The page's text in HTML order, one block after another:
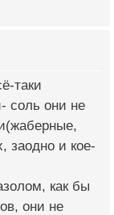
таки
соль они не
заодно и кое-
как бы
они не